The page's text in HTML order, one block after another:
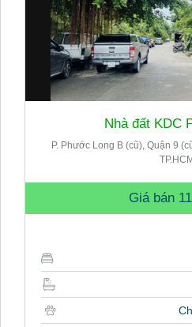
Nhà đất KDC
P. Phước Long B (cũ), Quận 9
TP.HCM
Giá bán